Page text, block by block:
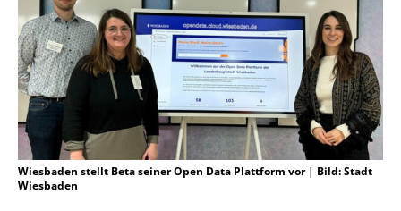
Wiesbaden stellt Beta seiner Open Data Plattform vor | Bild: Stadt
Wiesbaden